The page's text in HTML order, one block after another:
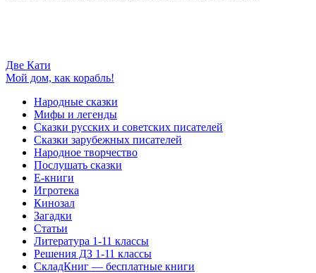
Две Кати
Мой дом, как корабль!
Народные сказки
Мифы и легенды
Сказки русских и советских писателей
Сказки зарубежных писателей
Народное творчество
Послушать сказки
Е-книги
Игротека
Кинозал
Загадки
Статьи
Литература 1-11 классы
Решения ДЗ 1-11 классы
СкладКниг — бесплатные книги